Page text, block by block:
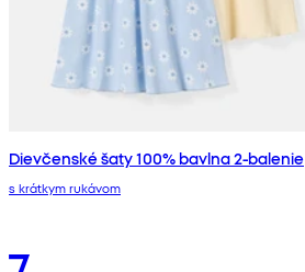
Dievčenské šaty 100% bavlna 2-balenie
s krátkym rukávom